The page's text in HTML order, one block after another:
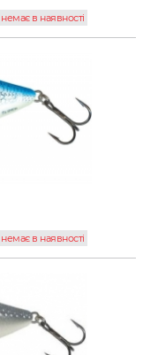
немає в наявності
немає в наявності